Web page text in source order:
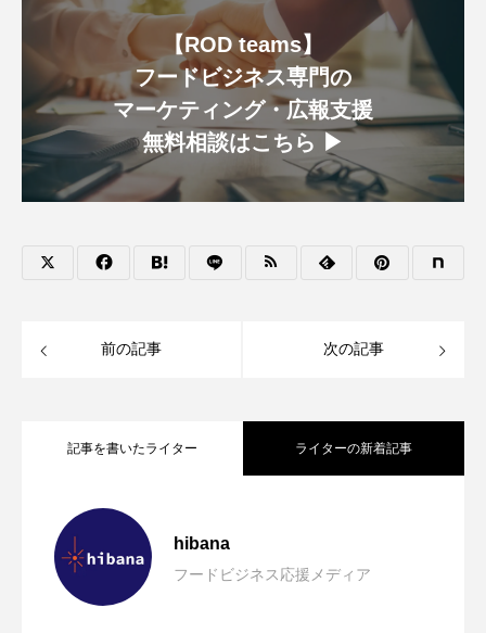
【ROD teams】
フードビジネス専門の
マーケティング・広報支援
無料相談はこちら ▶︎
前の記事 次の記事
記事を書いたライター ライターの新着記事
hibana
フードビジネス応援メディア
2026.08.09
2026.08.09